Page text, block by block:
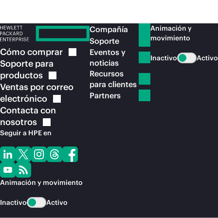
Cómocomprar
Soporte para
productos
Ventas por correo
electrónico
Contacta con
nosotros
Seguir a HPE en
Animación y movimiento
Inactivo Activo
Compañía
Soporte
Eventos y
noticias
Recursos
para clientes
Partners
Animación y
movimiento
Inactivo Activo